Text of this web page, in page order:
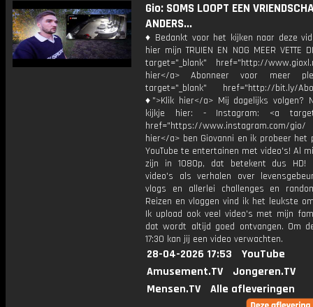
Gio: SOMS LOOPT EEN
ANDERS...
♦ Bedankt voor het kijken naar deze
hier mijn TRUIEN EN NOG MEER VETTE
target="_blank" href="http://
hier</a> Abonneer voor meer
target="_blank" href="http://bit.ly/
♦">Klik hier</a> Mij dagelijks volgen?
kijkje hier: - Instagram: <a
href="https://www.instagram.com/
hier</a> ben Giovanni en ik probeer het
YouTube te entertainen met video's! Al
zijn in 1080p, dat betekent dus HD!
video's als verhalen over
vlogs en allerlei challenges en
Reizen en vloggen vind ik het leukste
Ik upload ook veel video's met mijn
dat wordt altijd goed ontvangen. Om
17:30 kan jij een video verwachten.
28-04-2026 17:53
YouTube
Amusement.TV
Jongeren.TV
Mensen.TV
Alle afleveringen